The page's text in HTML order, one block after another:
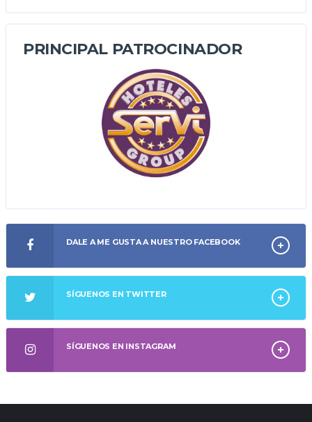
PRINCIPAL PATROCINADOR
DALE A ME GUSTA A NUESTRO FACEBOOK
SÍGUENOS EN TWITTER
SÍGUENOS EN INSTAGRAM